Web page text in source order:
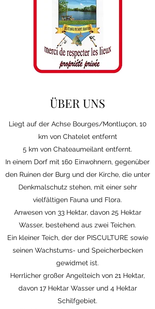
ÜBER UNS
Liegt auf der Achse Bourges/Montluçon, 10
km von Chatelet entfernt
5 km von Chateaumeilant entfernt.
In einem Dorf mit 160 Einwohnern, gegenüber
den Ruinen der Burg und der Kirche, die unter
Denkmalschutz stehen, mit einer sehr
vielfältigen Fauna und Flora.
Anwesen von 33 Hektar, davon 25 Hektar
Wasser, bestehend aus zwei Teichen.
Ein kleiner Teich, der der PISCULTURE sowie
seinen Wachstums- und Speicherbecken
gewidmet ist.
Herrlicher großer Angelteich von 21 Hektar,
davon 17 Hektar Wasser und 4 Hektar
Schilfgebiet.